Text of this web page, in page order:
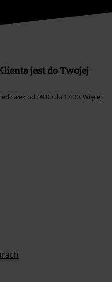
jest do Twojej
od 09:00 do 17:00. Więcej